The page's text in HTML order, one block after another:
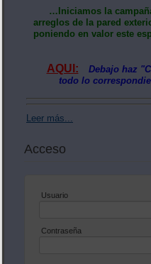
…Iniciamos la
arreglos de la pared
poniendo en valor este
AQUI:
Debajo haz
todo lo
Leer más...
Acceso
Usuario
Contraseña